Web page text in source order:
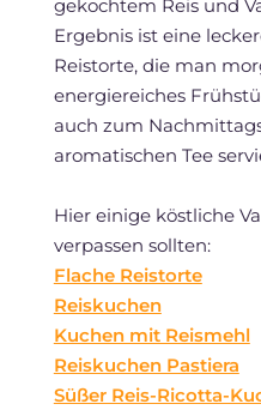
gekochtem Reis und
Ergebnis ist eine
Reistorte, die man
energiereiches
auch zum
aromatischen Tee
Hier einige köstliche
verpassen sollten:
Flache Reistorte
Reiskuchen
Kuchen mit Reismehl
Reiskuchen Pastiera
Süßer Reis-Ricotta-